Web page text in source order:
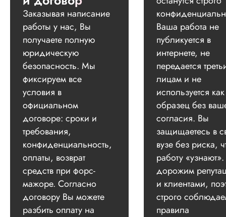
Заказывая написание
работы у нас, Вы
получаете полную
юридическую
безопасность. Мы
фиксируем все
условия в
официальном
договоре: сроки и
требования,
конфиденциальность,
оплаты, возврат
средств при форс-
мажоре. Согласно
договору Вы можете
разбить оплату на
Ваша работа не
публикуется в
интернете, не
передается
лицам и не
используется как
образец без
согласия. Вы
защищаетесь в
вузе без риска,
работу
дорожим
и клиентами,
строго
правила